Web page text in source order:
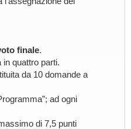
finale.
quattro parti.
da 10 domande a
ad ogni
di 7,5 punti